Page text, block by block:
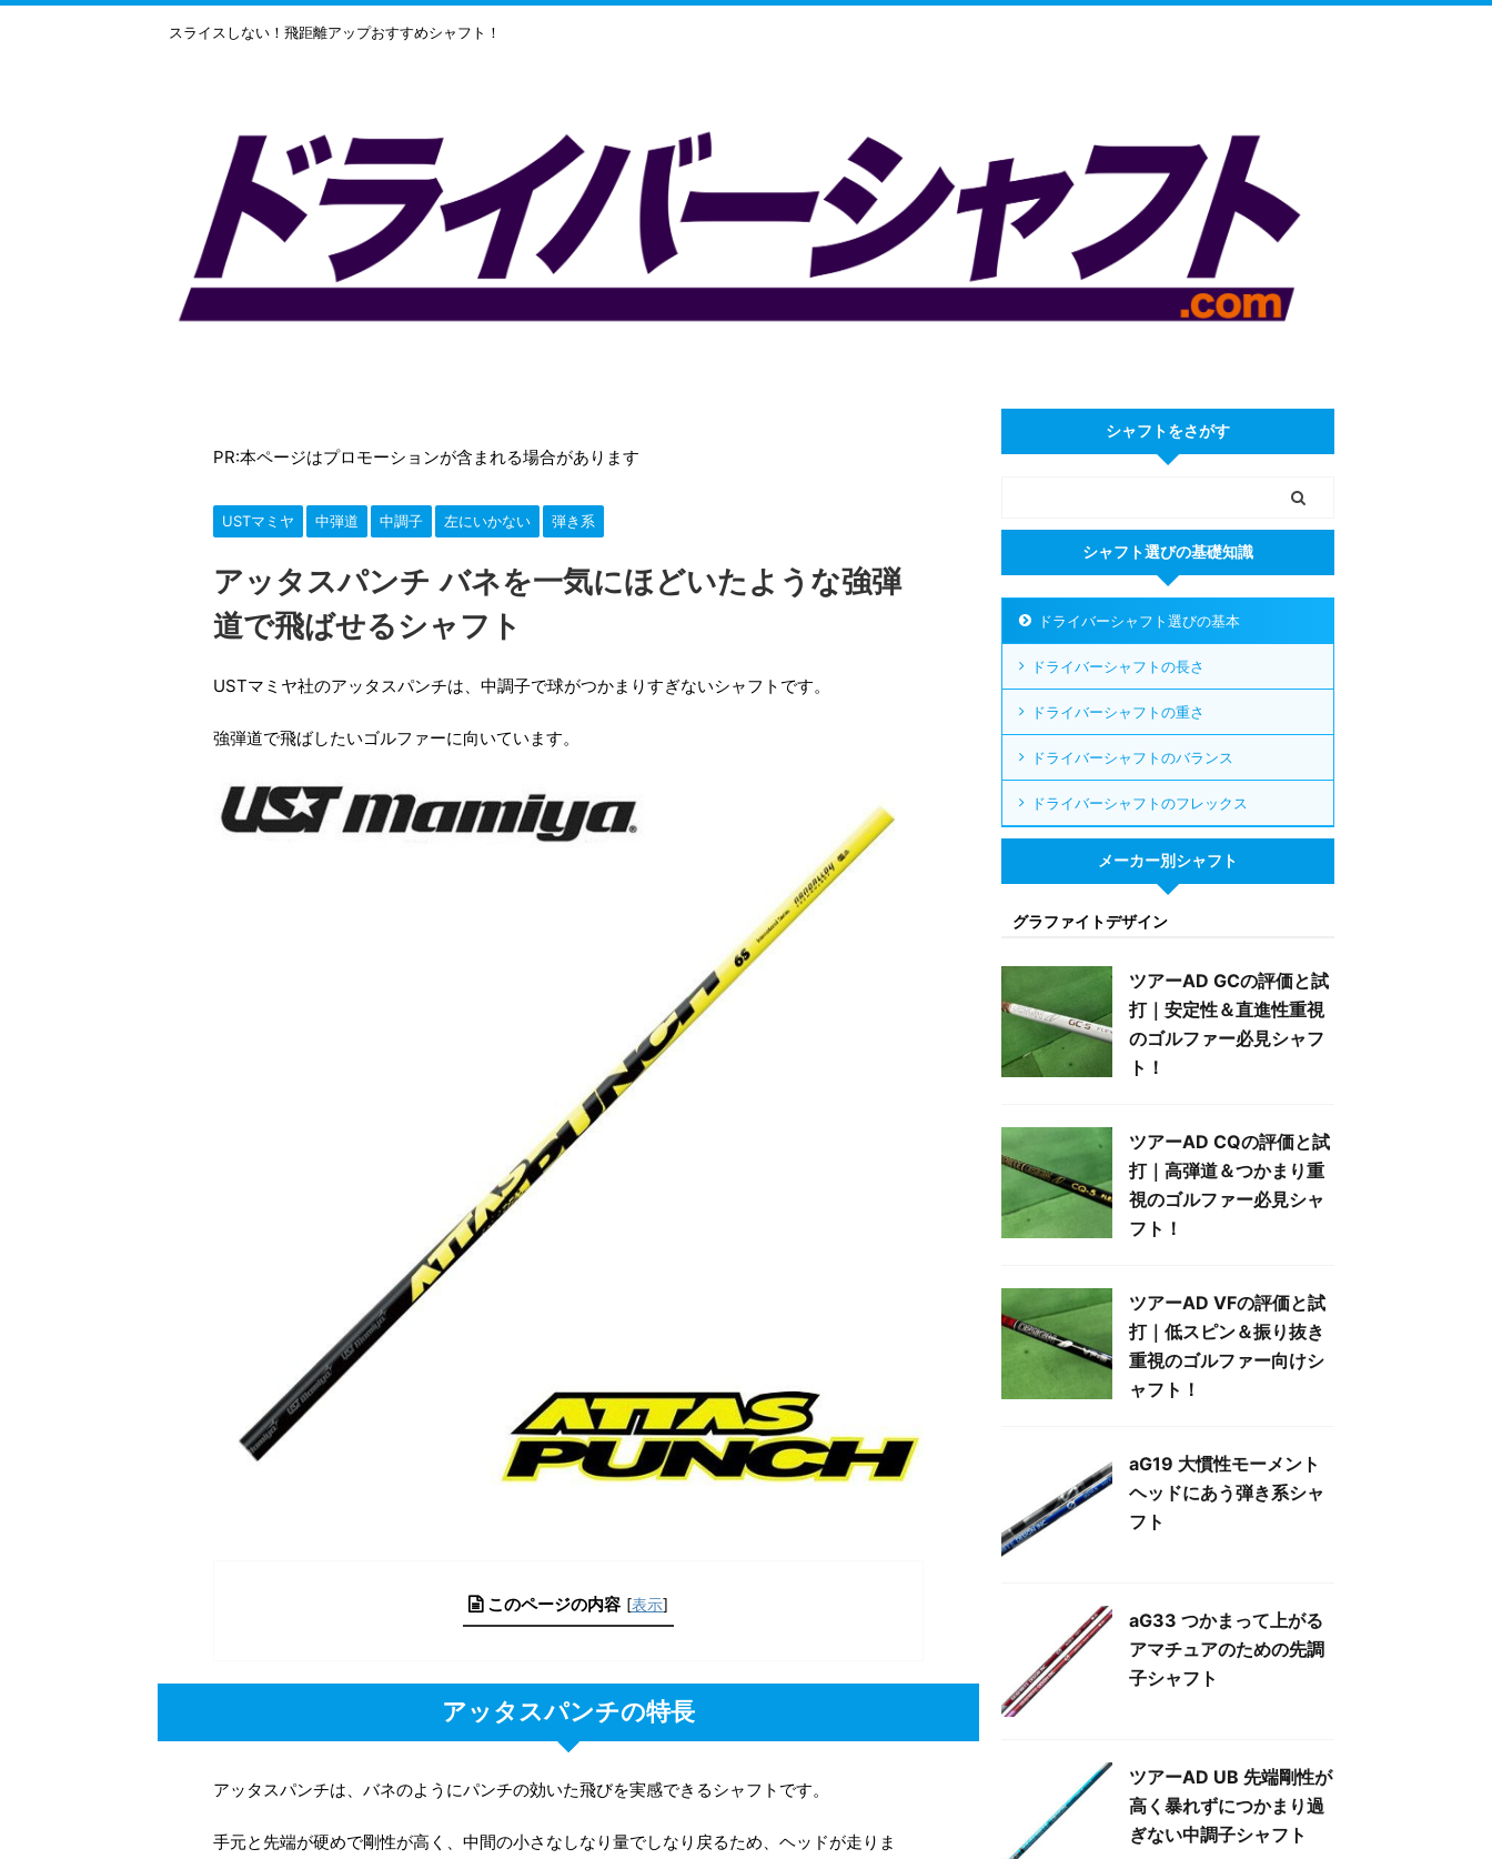
スライスしない！飛距離アップおすすめシャフト！
PR:本ページはプロモーションが含まれる場合があります
USTマミヤ 中弾道 中調子 左にいかない 弾き系
アッタスパンチ バネを一気にほどいたような強弾
道で飛ばせるシャフト
USTマミヤ社のアッタスパンチは、中調子で球がつかまりすぎないシャフトです。
強弾道で飛ばしたいゴルファーに向いています。
このページの内容 [表示]
アッタスパンチの特長
アッタスパンチは、バネのようにパンチの効いた飛びを実感できるシャフトです。
手元と先端が硬めで剛性が高く、中間の小さなしなり量でしなり戻るため、ヘッドが走りま
シャフトをさがす
シャフト選びの基礎知識
ドライバーシャフト選びの基本
ドライバーシャフトの長さ
ドライバーシャフトの重さ
ドライバーシャフトのバランス
ドライバーシャフトのフレックス
メーカー別シャフト
グラファイトデザイン
ツアーAD GCの評価と試
打｜安定性＆直進性重視
のゴルファー必見シャフ
ト！
ツアーAD CQの評価と試
打｜高弾道＆つかまり重
視のゴルファー必見シャ
フト！
ツアーAD VFの評価と試
打｜低スピン＆振り抜き
重視のゴルファー向けシ
ャフト！
aG19 大慣性モーメント
ヘッドにあう弾き系シャ
フト
aG33 つかまって上がる
アマチュアのための先調
子シャフト
ツアーAD UB 先端剛性が
高く暴れずにつかまり過
ぎない中調子シャフト